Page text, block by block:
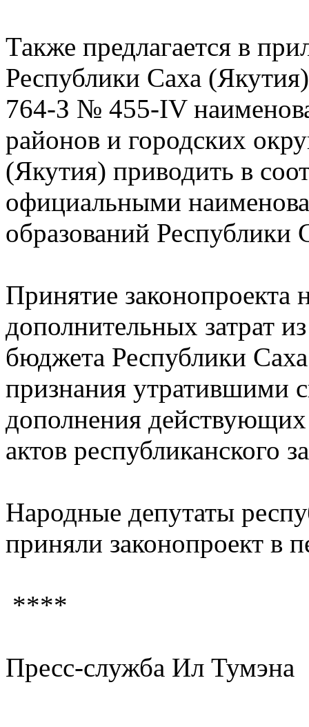
Также предлагается в
Республики Саха
764-З № 455-IV
районов и городских
(Якутия) приводить в
официальными
образований Республики
Принятие законопроекта
дополнительных затрат
бюджета Республики
признания утратившими
дополнения
актов республиканского
Народные депутаты
приняли законопроект в
****
Пресс-служба Ил Тумэна